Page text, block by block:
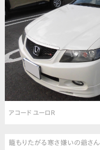
アコード ユーロR
籠もりたがる寒さ嫌いの爺さん